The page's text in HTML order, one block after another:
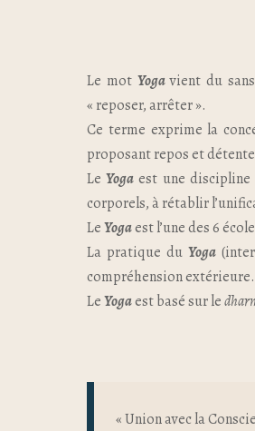
Le mot Yogavient du
« reposer, arrêter ».
Ce terme exprime la
proposant repos et
LeYoga est une discipline
corporels, à rétablir
LeYogaest l’une des 6
La pratique duYoga
compréhension extérieure.
LeYogaest basé sur le
« Union avec la